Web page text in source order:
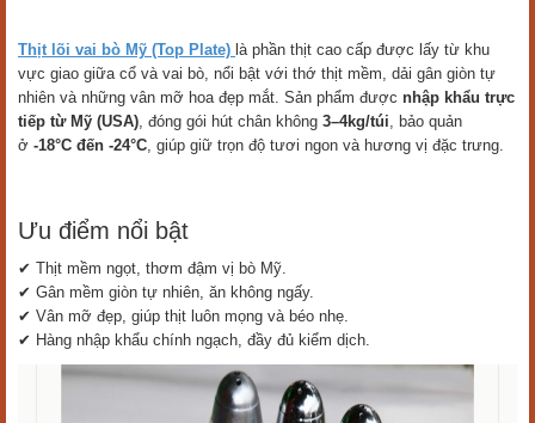
Thịt lõi vai bò Mỹ (Top Plate) là phần thịt cao cấp được lấy từ khu
vực giao giữa cổ và vai bò, nổi bật với thớ thịt mềm, dải gân giòn tự
nhiên và những vân mỡ hoa đẹp mắt. Sản phẩm được nhập khẩu trực
tiếp từ Mỹ (USA), đóng gói hút chân không 3–4kg/túi, bảo quản
ở -18°C đến -24°C, giúp giữ trọn độ tươi ngon và hương vị đặc trưng.
Ưu điểm nổi bật
✔ Thịt mềm ngọt, thơm đậm vị bò Mỹ.
✔ Gân mềm giòn tự nhiên, ăn không ngấy.
✔ Vân mỡ đẹp, giúp thịt luôn mọng và béo nhẹ.
✔ Hàng nhập khẩu chính ngạch, đầy đủ kiểm dịch.